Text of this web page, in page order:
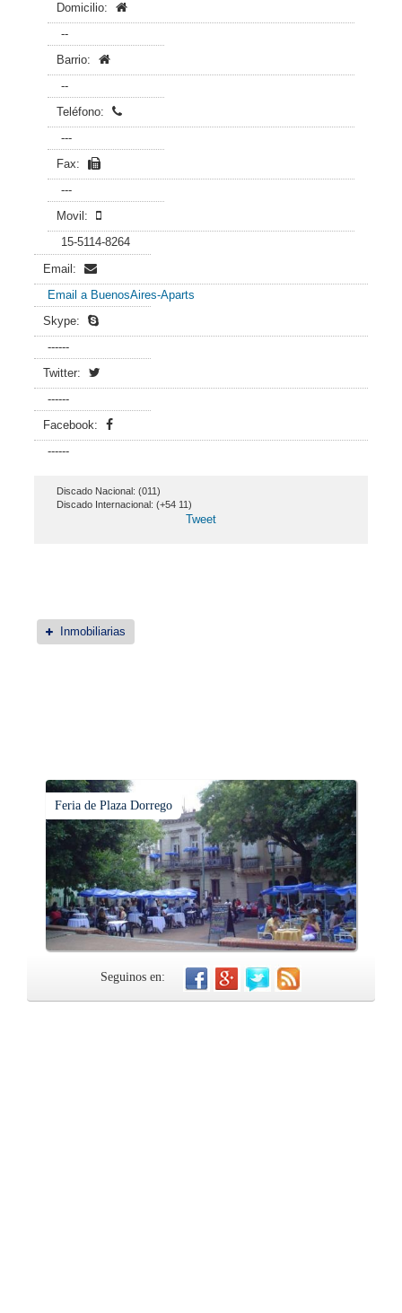
Domicilio:
--
Barrio:
--
Teléfono:
---
Fax:
---
Movil:
15-5114-8264
Email:
Email a BuenosAires-Aparts
Skype:
------
Twitter:
------
Facebook:
------
Discado Nacional: (011)
Discado Internacional: (+54 11)
Tweet
Inmobiliarias
Feria de Plaza Dorrego
Seguinos en: